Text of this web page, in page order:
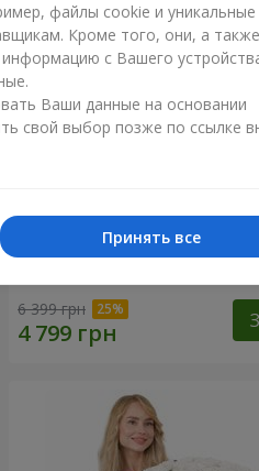
Корзина "С наилучшими
6 399 грн
файлы cookie и уникальные
Кроме того, они, а
с Вашего
Ваши данные на основании
свой выбор позже по ссылке
Принять все